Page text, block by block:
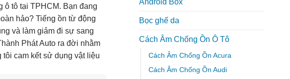
ô tô tại TPHCM. Bạn đang
hảo? Tiếng ồn từ động
và làm giảm đi sự sang
Phát Auto ra đời nhằm
tôi cam kết sử dụng vật liệu
Bọc ghế da
Cách Âm Chống Ồn Ô Tô
Cách Âm Chống Ồn Acura
Cách Âm Chống Ồn Audi